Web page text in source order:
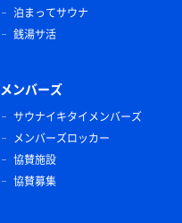
泊まってサウナ
銭湯サ活
メンバーズ
サウナイキタイメンバーズ
メンバーズロッカー
協賛施設
協賛募集